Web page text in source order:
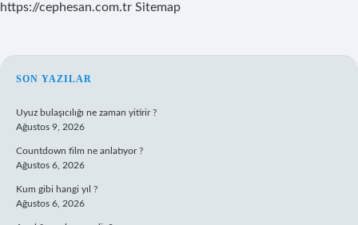
https://cephesan.com.tr Sitemap
SIDEBAR
SON YAZILAR
Uyuz bulaşıcılığı ne zaman yitirir ?
Ağustos 9, 2026
Countdown film ne anlatıyor ?
Ağustos 6, 2026
Kum gibi hangi yıl ?
Ağustos 6, 2026